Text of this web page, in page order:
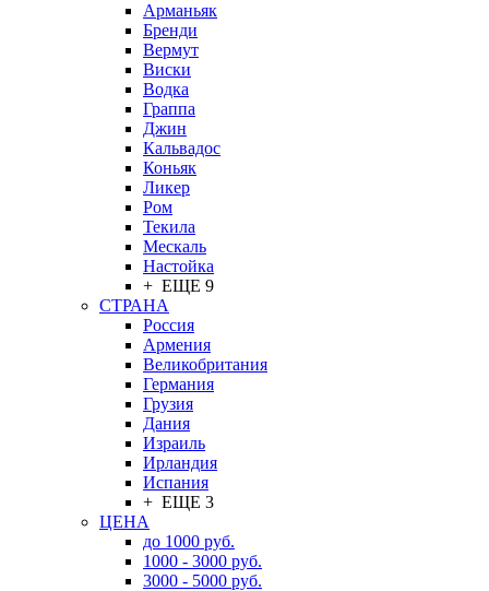
Арманьяк
Бренди
Вермут
Виски
Водка
Граппа
Джин
Кальвадос
Коньяк
Ликер
Ром
Текила
Мескаль
Настойка
+ ЕЩЕ 9
СТРАНА
Россия
Армения
Великобритания
Германия
Грузия
Дания
Израиль
Ирландия
Испания
+ ЕЩЕ 3
ЦЕНА
до 1000 руб.
1000 - 3000 руб.
3000 - 5000 руб.